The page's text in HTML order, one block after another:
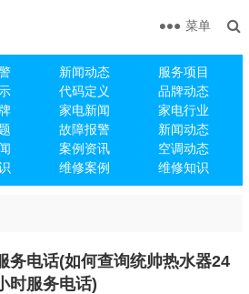
新闻动态
服务项目
代码定义
品牌动态
家电新闻
家电行业
故障报警
新闻动态
案例资讯
空调动态
维修案例 维修知识
菜单
务电话(如何查询统帅热水器24
时服务电话)